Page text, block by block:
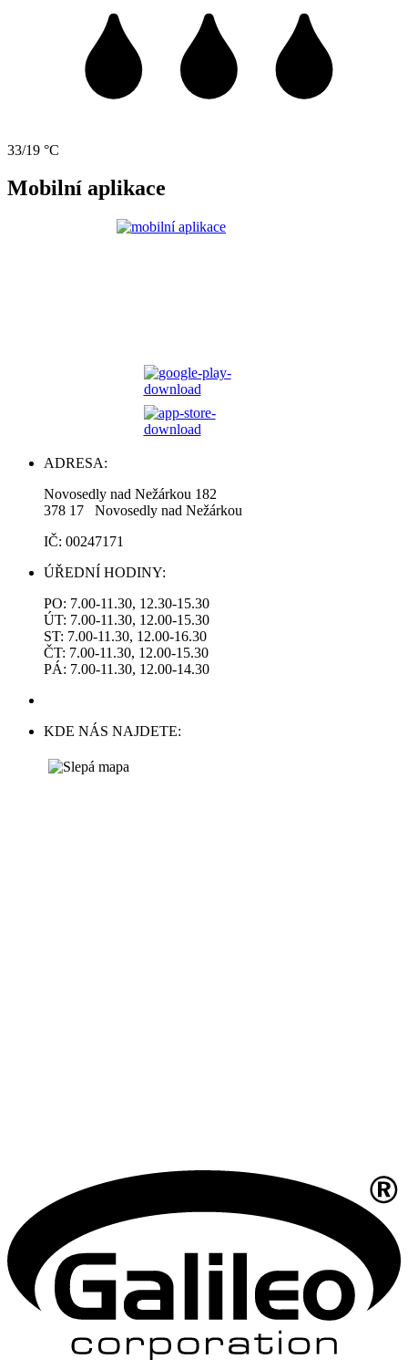
33/19 °C
Mobilní aplikace
ADRESA:
Novosedly nad Nežárkou 182
378 17 Novosedly nad Nežárkou
IČ: 00247171
ÚŘEDNÍ HODINY:
PO: 7.00-11.30, 12.30-15.30
ÚT: 7.00-11.30, 12.00-15.30
ST: 7.00-11.30, 12.00-16.30
ČT: 7.00-11.30, 12.00-15.30
PÁ: 7.00-11.30, 12.00-14.30
KDE NÁS NAJDETE: